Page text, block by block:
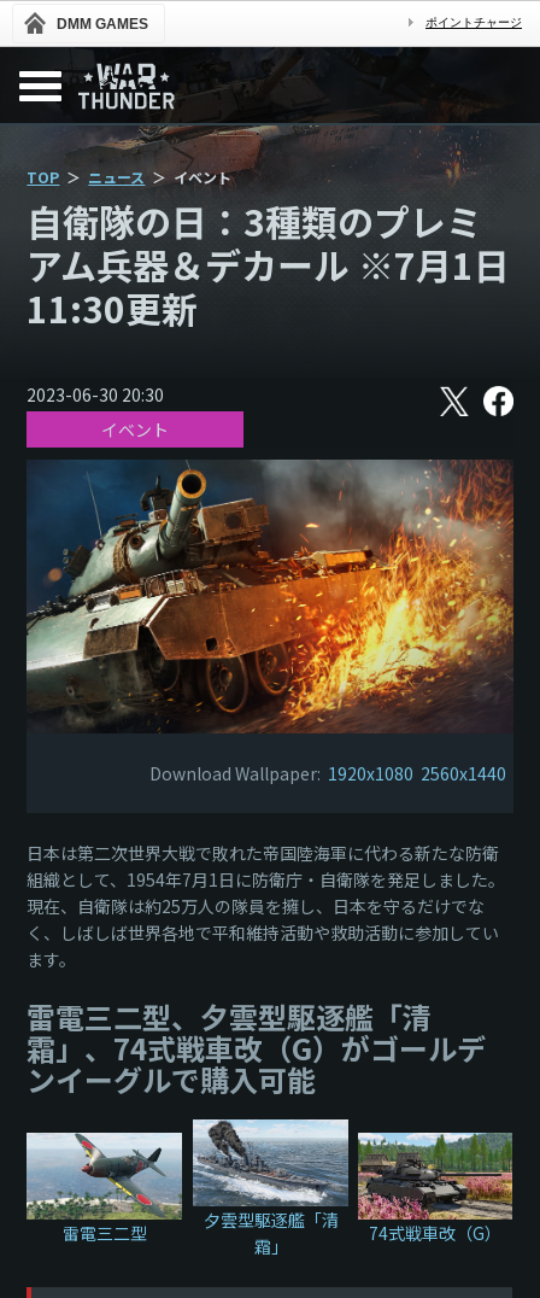
DMM GAMES ポイントチャージ
TOP ニュース イベント
自衛隊の日：3種類のプレミ
アム兵器＆デカール ※7月1日
11:30更新
2023-06-30 20:30 X フ
ェ
ス
ブ
ッ
ク
イベント
Download Wallpaper: 1920x1080 2560x1440
日本は第二次世界大戦で敗れた帝国陸海軍に代わる新たな防衛
組織として、1954年7月1日に防衛庁・自衛隊を発足しました。
現在、自衛隊は約25万人の隊員を擁し、日本を守るだけでな
く、しばしば世界各地で平和維持活動や救助活動に参加してい
ます。
雷電三二型、夕雲型駆逐艦「清
霜」、74式戦車改（G）がゴールデ
ンイーグルで購入可能
雷電三二型
夕雲型駆逐艦「清
霜」
74式戦車改（G）